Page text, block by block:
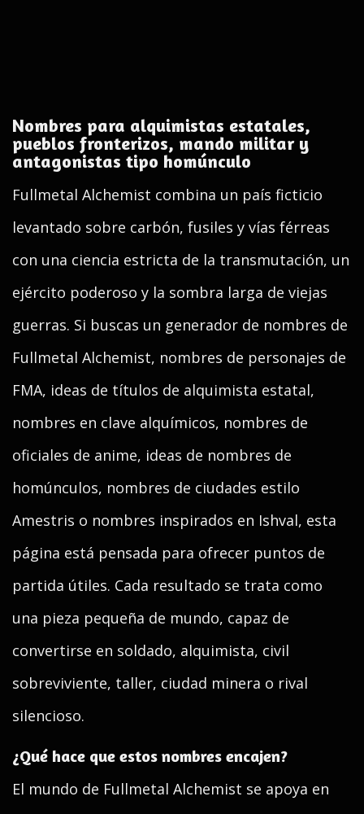
Nombres para alquimistas estatales,
pueblos fronterizos, mando militar y
antagonistas tipo homúnculo
Fullmetal Alchemist combina un país ficticio
levantado sobre carbón, fusiles y vías férreas
con una ciencia estricta de la transmutación, un
ejército poderoso y la sombra larga de viejas
guerras. Si buscas un generador de nombres de
Fullmetal Alchemist, nombres de personajes de
FMA, ideas de títulos de alquimista estatal,
nombres en clave alquímicos, nombres de
oficiales de anime, ideas de nombres de
homúnculos, nombres de ciudades estilo
Amestris o nombres inspirados en Ishval, esta
página está pensada para ofrecer puntos de
partida útiles. Cada resultado se trata como
una pieza pequeña de mundo, capaz de
convertirse en soldado, alquimista, civil
sobreviviente, taller, ciudad minera o rival
silencioso.
¿Qué hace que estos nombres encajen?
El mundo de Fullmetal Alchemist se apoya en